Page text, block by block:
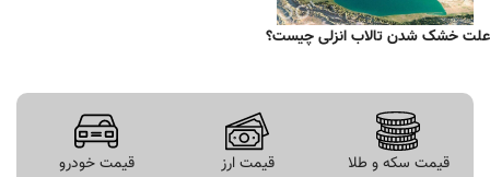
علت خشک شدن تالاب انزلی چیست؟
قیمت سکه و طلا قیمت ارز قیمت خودرو